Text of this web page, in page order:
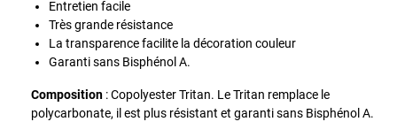
Entretien facile
Très grande résistance
La transparence facilite la décoration couleur
Garanti sans Bisphénol A.
Composition : Copolyester Tritan. Le Tritan remplace le
polycarbonate, il est plus résistant et garanti sans Bisphénol A.